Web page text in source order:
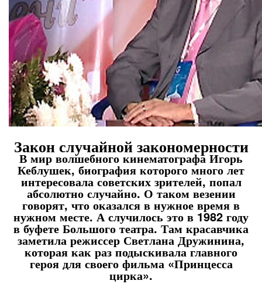
Закон случайной закономерности
В мир волшебного кинематографа Игорь
Кеблушек, биография которого много лет
интересовала советских зрителей, попал
абсолютно случайно. О таком везении
говорят, что оказался в нужное время в
нужном месте. А случилось это в 1982 году
в буфете Большого театра. Там красавчика
заметила режиссер Светлана Дружинина,
которая как раз подыскивала главного
героя для своего фильма «Принцесса
цирка».